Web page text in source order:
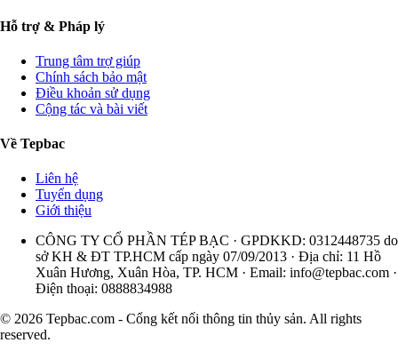
Hỗ trợ & Pháp lý
Trung tâm trợ giúp
Chính sách bảo mật
Điều khoản sử dụng
Cộng tác và bài viết
Về Tepbac
Liên hệ
Tuyển dụng
Giới thiệu
CÔNG TY CỔ PHẦN TÉP BẠC · GPDKKD: 0312448735 do
sở KH & ĐT TP.HCM cấp ngày 07/09/2013 · Địa chỉ: 11 Hồ
Xuân Hương, Xuân Hòa, TP. HCM · Email: info@tepbac.com ·
Điện thoại: 0888834988
© 2026 Tepbac.com - Cổng kết nối thông tin thủy sản. All rights
reserved.